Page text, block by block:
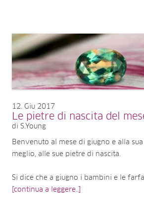
12 Giu 2017
Le pietre di nascita del
di S.Young
Benvenuto al mese di giugno e alla
meglio, alle sue pietre di nascita.
Si dice che a giugno i bambini e le
[continua a leggere..]